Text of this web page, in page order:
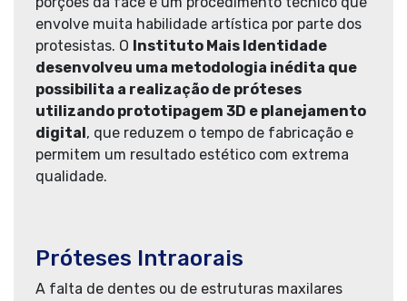
envolve muita habilidade artística por parte dos
protesistas. O Instituto Mais Identidade
desenvolveu uma metodologia inédita que
possibilita a realização de próteses
utilizando prototipagem 3D e planejamento
digital, que reduzem o tempo de fabricação e
permitem um resultado estético com extrema
qualidade.
Próteses Intraorais
A falta de dentes ou de estruturas maxilares